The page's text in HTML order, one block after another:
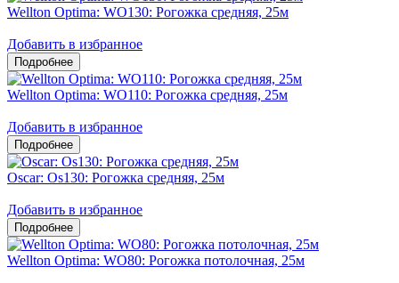
Wellton Optima: WO130: Рогожка средняя, 25м
Добавить в избранное
Wellton Optima: WO110: Рогожка средняя, 25м
Добавить в избранное
Oscar: Os130: Рогожка средняя, 25м
Добавить в избранное
Wellton Optima: WO80: Рогожка потолочная, 25м